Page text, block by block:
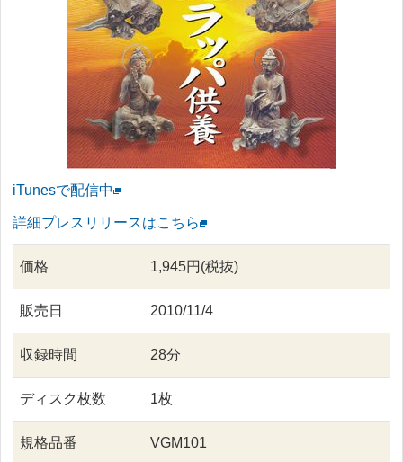
iTunesで配信中
詳細プレスリリースはこちら
価格 1,945円(税抜)
販売日 2010/11/4
収録時間 28分
ディスク枚数 1枚
規格品番 VGM101